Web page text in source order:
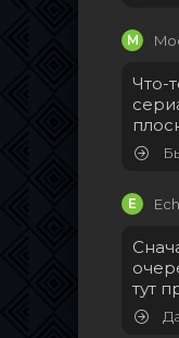
M
Что-
E
тут